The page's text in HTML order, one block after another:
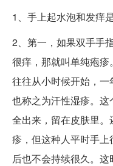
1、手上起水泡和发痒
2、第一，如果双手手
很痒，那就叫单纯疱疹
往往从小时候开始，
也称之为汗性湿疹。
全出来，留在皮肤里
疹，但这种人平时手
后也不会持续很久。